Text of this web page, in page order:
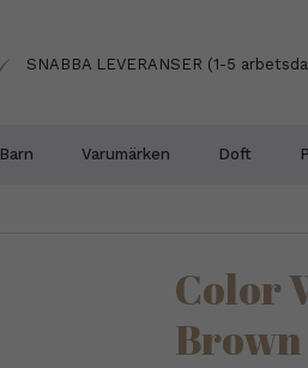
SNABBA LEVERANSER (1-5
Barn Varumärken Doft
Color
Brown